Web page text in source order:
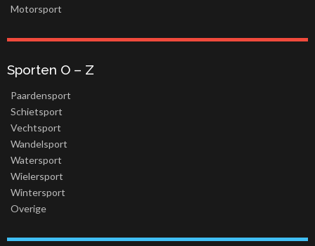
Motorsport
Sporten O – Z
Paardensport
Schietsport
Vechtsport
Wandelsport
Watersport
Wielersport
Wintersport
Overige